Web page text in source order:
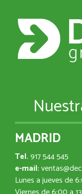
MADRID
Tel.917 544 545
e-mail:
Lunes a jueves de